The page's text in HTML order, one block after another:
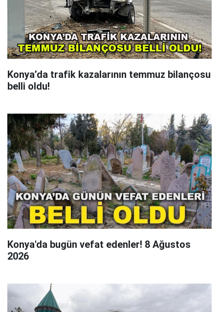
Konya’da trafik kazalarının temmuz bilançosu
belli oldu!
Konya'da bugün vefat edenler! 8 Ağustos
2026